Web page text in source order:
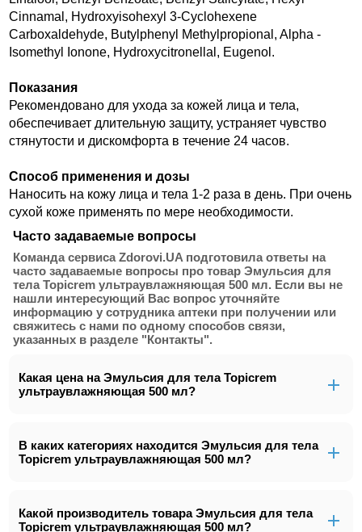
Cinnamal, Hydroxyisohexyl 3-Cyclohexene
Carboxaldehyde, Butylphenyl Methylpropional, Alpha -
Isomethyl Ionone, Hydroxycitronellal, Eugenol.
Показания
Рекомендовано для ухода за кожей лица и тела,
обеспечивает длительную защиту, устраняет чувство
стянутости и дискомфорта в течение 24 часов.
Способ применения и дозы
Наносить на кожу лица и тела 1-2 раза в день. При очень
сухой коже применять по мере необходимости.
Часто задаваемые вопросы
Команда сервиса Zdorovi.UA подготовила ответы на
часто задаваемые вопросы про товар Эмульсия для
тела Topicrem ультраувлажняющая 500 мл. Если вы не
нашли интересующий Вас вопрос уточняйте
информацию у сотрудника аптеки при получении или
свяжитесь с нами по одному способов связи,
указанных в разделе "Контакты".
Какая цена на Эмульсия для тела Topicrem
ультраувлажняющая 500 мл?
В каких категориях находится Эмульсия для тела
Topicrem ультраувлажняющая 500 мл?
Какой производитель товара Эмульсия для тела
Topicrem ультраувлажняющая 500 мл?